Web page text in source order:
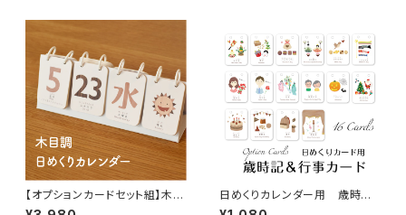
【オプションカードセット組】木目
調の日めくりカレンダー♪ イン
日めくりカレンダー用 歳時記
＆行事カード16枚入り♪オプシ